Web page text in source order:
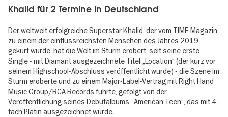
Khalid für 2 Termine in Deutschland
Der weltweit erfolgreiche Superstar Khalid, der vom TIME Magazin
zu einem der einflussreichsten Menschen des Jahres 2019
gekürt wurde, hat die Welt im Sturm erobert, seit seine erste
Single - mit Diamant ausgezeichnete Titel „Location“ (der kurz vor
seinem Highschool-Abschluss veröffentlicht wurde) - die Szene im
Sturm eroberte und zu einem Major-Label-Vertrag mit Right Hand
Music Group/RCA Records führte, gefolgt von der
Veröffentlichung seines Debütalbums „American Teen“, das mit 4-
fach Platin ausgezeichnet wurde.